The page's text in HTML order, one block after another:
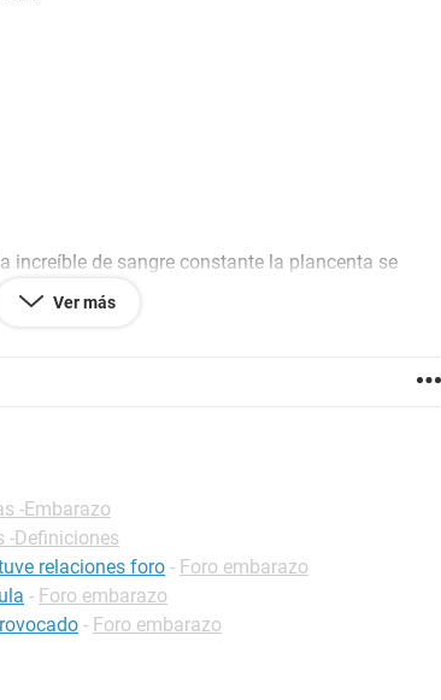
increíble de sangre constante la plancenta se
y sin poder salir
pusieron epidural al final solo anestesia me
yo estando en posición epidural..
mi cuarentena fue:
abundante
en la cuarentena
relaciones sin protección pues calmbaba el
Ver más
-Embarazo
-Definiciones
relaciones foro - Foro embarazo
- Foro embarazo
- Foro embarazo